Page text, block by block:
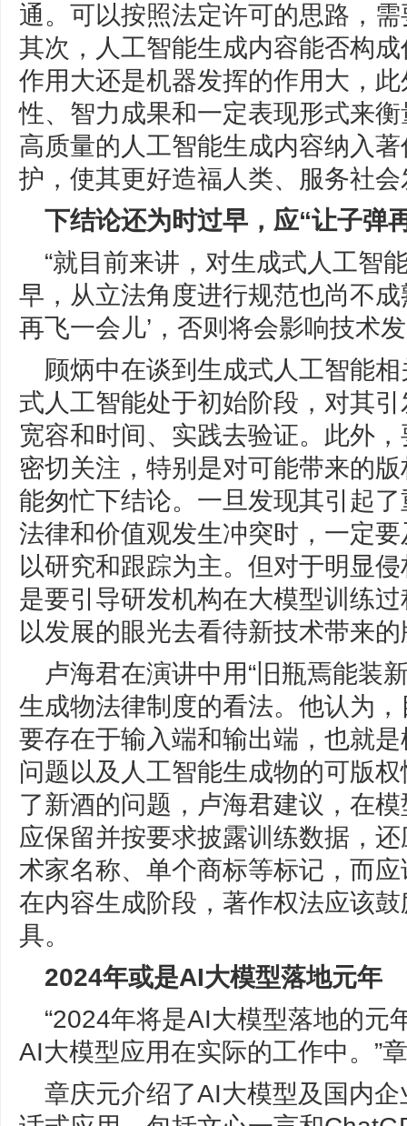
通。可以按照法定许可的思路，
其次，人工智能生成内容能否构
作用大还是机器发挥的作用大，
性、智力成果和一定表现形式来
高质量的人工智能生成内容纳入
护，使其更好造福人类、服务社
下结论还为时过早，应“让子弹
“就目前来讲，对生成式人工智
早，从立法角度进行规范也尚不
再飞一会儿’，否则将会影响技术
顾炳中在谈到生成式人工智能
式人工智能处于初始阶段，对其
宽容和时间、实践去验证。此外
密切关注，特别是对可能带来的
能匆忙下结论。一旦发现其引起
法律和价值观发生冲突时，一定
以研究和跟踪为主。但对于明显
是要引导研发机构在大模型训练
以发展的眼光去看待新技术带来的
卢海君在演讲中用“旧瓶焉能装
生成物法律制度的看法。他认为
要存在于输入端和输出端，也就
问题以及人工智能生成物的可版
了新酒的问题，卢海君建议，在
应保留并按要求披露训练数据，
术家名称、单个商标等标记，而
在内容生成阶段，著作权法应该
具。
2024年或是AI大模型落地元年
“2024年将是AI大模型落地的元
AI大模型应用在实际的工作中。”
章庆元介绍了AI大模型及国内